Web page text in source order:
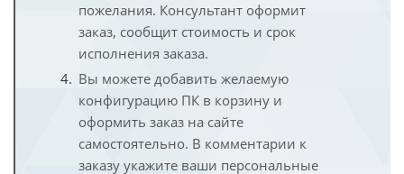
пожелания. Консультант оформит
заказ, сообщит стоимость и срок
исполнения заказа.
Вы можете добавить желаемую
конфигурацию ПК в корзину и
оформить заказ на сайте
самостоятельно. В комментарии к
заказу укажите ваши персональные